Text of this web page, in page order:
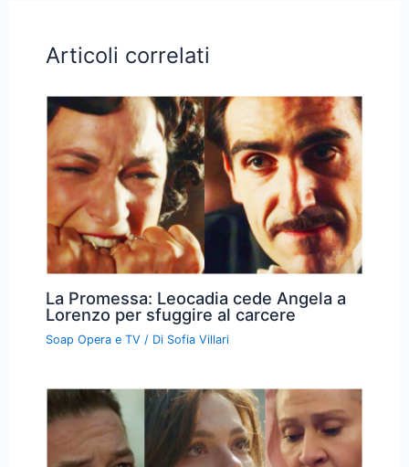
Articoli correlati
La Promessa: Leocadia cede Angela a
Lorenzo per sfuggire al carcere
Soap Opera e TV / Di Sofia Villari